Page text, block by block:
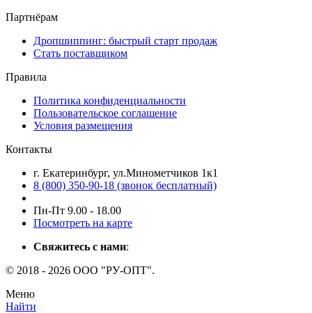
Партнёрам
Дропшиппинг: быстрый старт продаж
Стать поставщиком
Правила
Политика конфиденциальности
Пользовательское соглашение
Условия размещения
Контакты
г. Екатеринбург, ул.Минометчиков 1к1
8 (800) 350-90-18 (звонок бесплатный)
Пн-Пт 9.00 - 18.00
Посмотреть на карте
Свяжитесь с нами:
© 2018 - 2026 ООО "РУ-ОПТ".
Меню
Найти